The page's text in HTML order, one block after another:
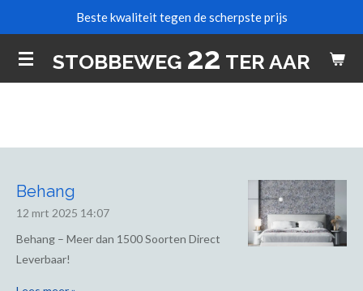
naar
de
STOBBEWEG 22 TER AAR
Beste kwaliteit tegen de scherpste prijs
Behang
12 mrt 2025 14:07
Behang – Meer dan 1500 Soorten Direct
Leverbaar!